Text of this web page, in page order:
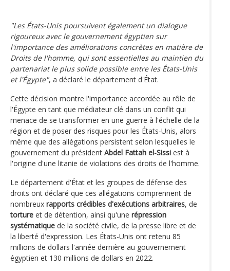
"Les États-Unis poursuivent également un dialogue
rigoureux avec le gouvernement égyptien sur
l'importance des améliorations concrètes en matière de
Droits de l'homme, qui sont essentielles au maintien du
partenariat le plus solide possible entre les États-Unis
et l'Égypte", a déclaré le département d'État.
Cette décision montre l'importance accordée au rôle de
l'Égypte en tant que médiateur clé dans un conflit qui
menace de se transformer en une guerre à l'échelle de la
région et de poser des risques pour les États-Unis, alors
même que des allégations persistent selon lesquelles le
gouvernement du président Abdel Fattah el-Sissi est à
l'origine d'une litanie de violations des droits de l'homme.
Le département d'État et les groupes de défense des
droits ont déclaré que ces allégations comprennent de
nombreux rapports crédibles d'exécutions arbitraires, de
torture et de détention, ainsi qu'une répression
systématique de la société civile, de la presse libre et de
la liberté d'expression. Les États-Unis ont retenu 85
millions de dollars l'année dernière au gouvernement
égyptien et 130 millions de dollars en 2022.